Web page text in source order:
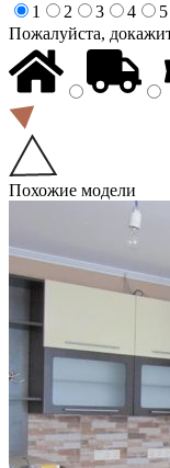
1
2 3 4
5
Пожалуйста,
Похожие модели